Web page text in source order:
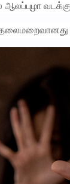
ஆலப்புழா
தலைமறைவானது